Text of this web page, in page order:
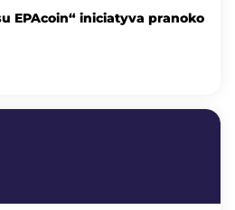
EPAcoin“ iniciatyva pranoko